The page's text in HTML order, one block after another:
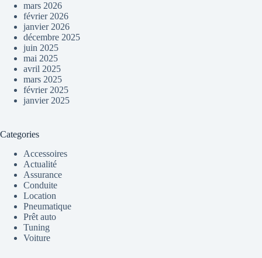
mars 2026
février 2026
janvier 2026
décembre 2025
juin 2025
mai 2025
avril 2025
mars 2025
février 2025
janvier 2025
Categories
Accessoires
Actualité
Assurance
Conduite
Location
Pneumatique
Prêt auto
Tuning
Voiture